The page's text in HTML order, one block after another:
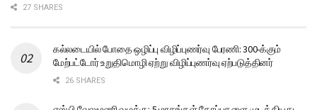
27 SHARES
கல்லடையில் போதை ஒழிப்பு விழிப்புணர்வு பேரணி: 300-க்கும்
மேற்பட்டோர் உறுதிமொழி ஏற்று விழிப்புணர்வு ஏற்படுத்தினர்
26 SHARES